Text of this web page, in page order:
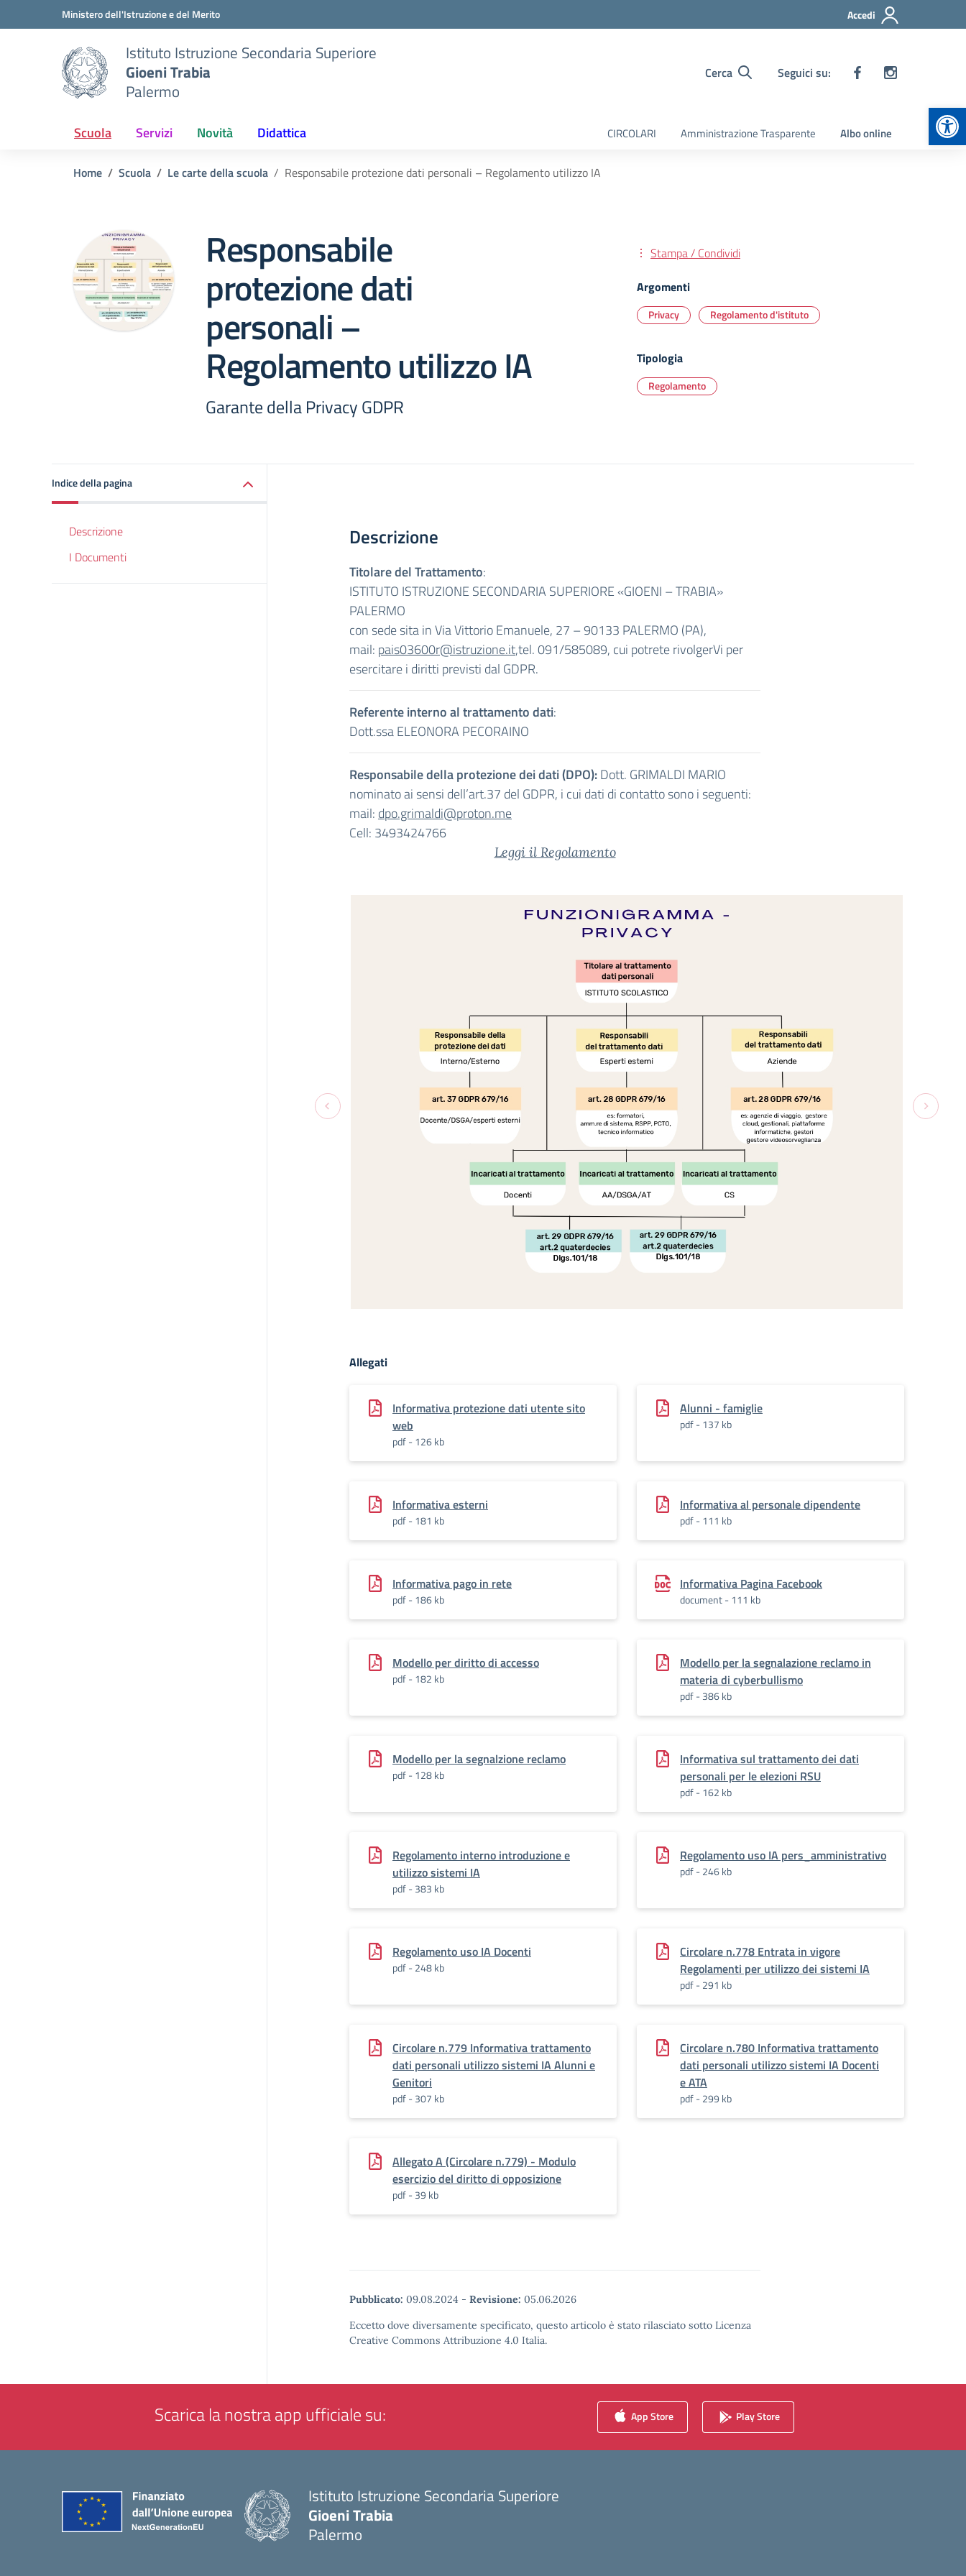
Vai ai contenuti
Vai al menu di navigazioneMinistero dell'Istruzione e del Merito Accedi
Istituto Istruzione Secondaria Superiore
Gioeni Trabia
Palermo
Cerca Seguici su:
Scuola Servizi Novità Didattica CIRCOLARI Amministrazione Trasparente Albo online
Home Scuola Le carte della scuola Responsabile protezione dati personali – Regolamento utilizzo IA
Responsabile
protezione dati
personali –
Regolamento utilizzo IA
Garante della Privacy GDPR
Stampa / Condividi
Argomenti
Privacy Regolamento d'istituto
Tipologia
Regolamento
Indice della pagina
Descrizione
I Documenti
Descrizione
Titolare del Trattamento:
ISTITUTO ISTRUZIONE SECONDARIA SUPERIORE «GIOENI – TRABIA»
PALERMO
con sede sita in Via Vittorio Emanuele, 27 – 90133 PALERMO (PA),
mail: pais03600r@istruzione.it,tel. 091/585089, cui potrete rivolgerVi per
esercitare i diritti previsti dal GDPR.
Referente interno al trattamento dati:
Dott.ssa ELEONORA PECORAINO
Responsabile della protezione dei dati (DPO):Dott. GRIMALDI MARIO
nominato ai sensi dell’art.37 del GDPR, i cui dati di contatto sono i seguenti:
mail: dpo.grimaldi@proton.me
Cell: 3493424766
Leggi il Regolamento
Allegati
Informativa protezione dati utente sito
web
pdf - 126 kb
Alunni - famiglie
pdf - 137 kb
Informativa esterni
pdf - 181 kb
Informativa al personale dipendente
pdf - 111 kb
Informativa pago in rete
pdf - 186 kb
Informativa Pagina Facebook
document - 111 kb
Modello per diritto di accesso
pdf - 182 kb
Modello per la segnalazione reclamo in
materia di cyberbullismo
pdf - 386 kb
Modello per la segnalzione reclamo
pdf - 128 kb
Informativa sul trattamento dei dati
personali per le elezioni RSU
pdf - 162 kb
Regolamento interno introduzione e
utilizzo sistemi IA
pdf - 383 kb
Regolamento uso IA pers_amministrativo
pdf - 246 kb
Regolamento uso IA Docenti
pdf - 248 kb
Circolare n.778 Entrata in vigore
Regolamenti per utilizzo dei sistemi IA
pdf - 291 kb
Circolare n.779 Informativa trattamento
dati personali utilizzo sistemi IA Alunni e
Genitori
pdf - 307 kb
Circolare n.780 Informativa trattamento
dati personali utilizzo sistemi IA Docenti
e ATA
pdf - 299 kb
Allegato A (Circolare n.779) - Modulo
esercizio del diritto di opposizione
pdf - 39 kb
Pubblicato: 09.08.2024 - Revisione: 05.06.2026
Eccetto dove diversamente specificato, questo articolo è stato rilasciato sotto Licenza
Creative Commons Attribuzione 4.0 Italia.
Scarica la nostra app ufficiale su: App Store Play Store
Istituto Istruzione Secondaria Superiore
Gioeni Trabia
Palermo